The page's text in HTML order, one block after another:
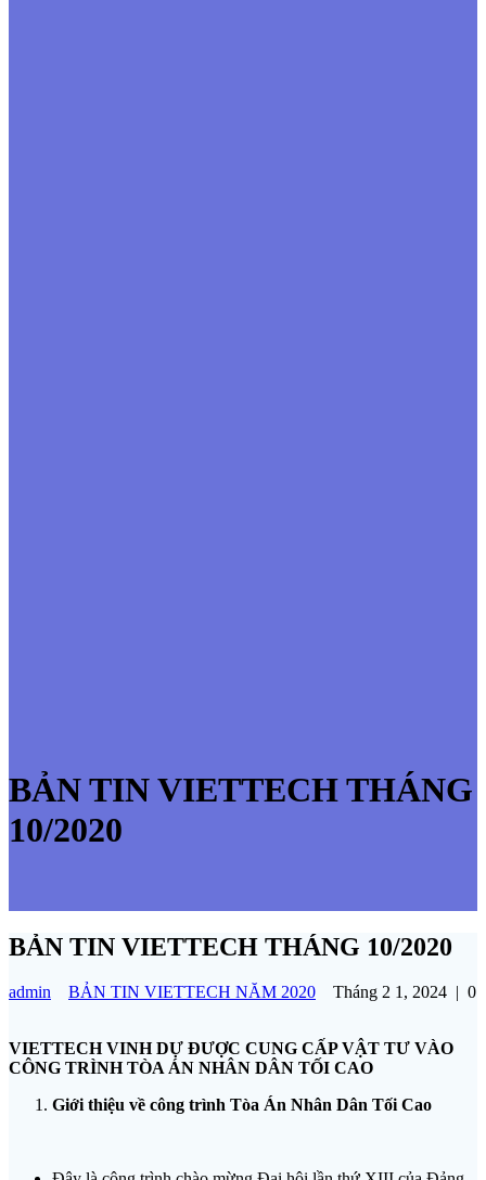
BẢN TIN VIETTECH THÁNG
10/2020
BẢN TIN VIETTECH THÁNG 10/2020
admin BẢN TIN VIETTECH NĂM 2020 Tháng 2 1, 2024 | 0
VIETTECH VINH DỰ ĐƯỢC CUNG CẤP VẬT TƯ VÀO
CÔNG TRÌNH TÒA ÁN NHÂN DÂN TỐI CAO
Giới thiệu về công trình Tòa Án Nhân Dân Tối Cao